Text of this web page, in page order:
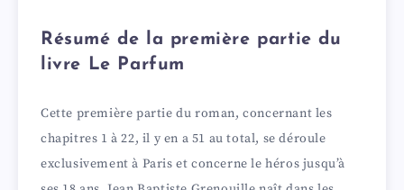
Résumé de la première partie du
livre Le Parfum
Cette première partie du roman, concernant les
chapitres 1 à 22, il y en a 51 au total, se déroule
exclusivement à Paris et concerne le héros jusqu’à